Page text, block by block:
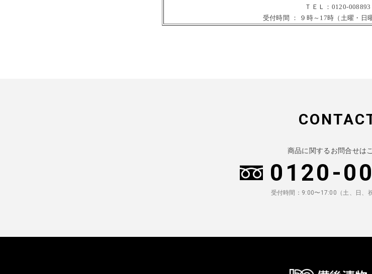
ＴＥＬ：0120-008893
受付時間 ： ９時～17時（土曜・日
商品に関するお問合せは
0120-
受付時間：9:00〜17:00（土、日、